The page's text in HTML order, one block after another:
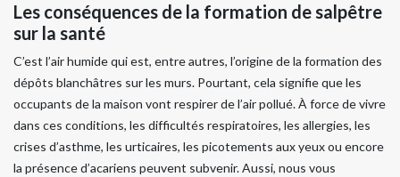
Les conséquences de la formation de salpêtre
sur la santé
C’est l’air humide qui est, entre autres, l’origine de la formation des
dépôts blanchâtres sur les murs. Pourtant, cela signifie que les
occupants de la maison vont respirer de l’air pollué. À force de vivre
dans ces conditions, les difficultés respiratoires, les allergies, les
crises d’asthme, les urticaires, les picotements aux yeux ou encore
la présence d’acariens peuvent subvenir. Aussi, nous vous